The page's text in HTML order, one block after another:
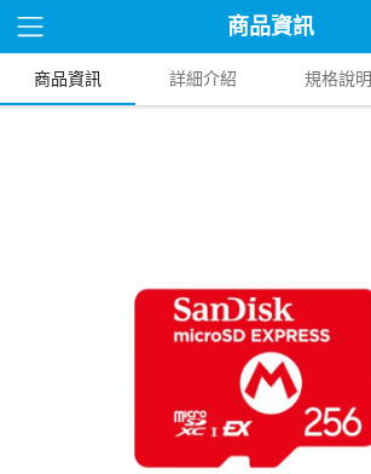
商品資訊
商品資訊 詳細介紹 規格說明